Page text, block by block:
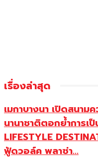
เรื่องล่าสุด
เมกาบางนา เปิดสนาม
นานาชาติตอกย้ำการเ
LIFESTYLE
ฟู้ดวอล์ค พลาซ่า...